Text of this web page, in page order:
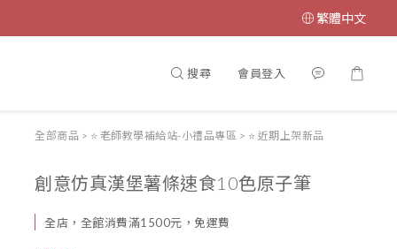
繁體中文
搜尋 會員登入
全部商品 > ⭐ 老師教學補給站-小禮品專區 > ⭐️ 近期上架新品
創意仿真漢堡薯條速食10色原子筆
全店，全館消費滿1500元，免運費